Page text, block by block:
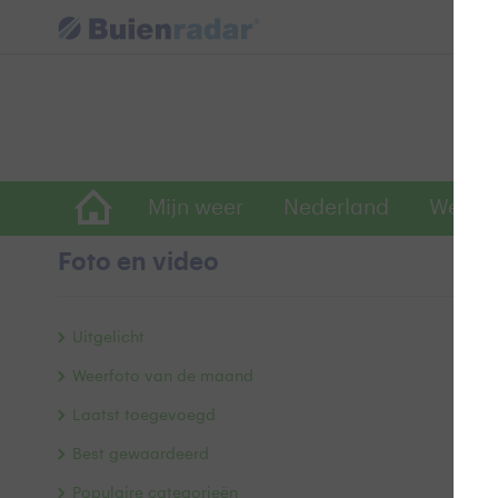
Mijn weer Nederland
Foto en video
Uitgelicht
Weerfoto van de maand
Laatst toegevoegd
Best gewaardeerd
Populaire categorieën